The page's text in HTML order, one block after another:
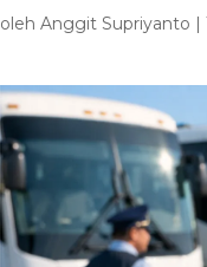
olehAnggit Supriyanto |